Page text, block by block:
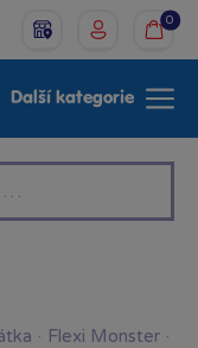
0
Další kategorie
· Flexi Monster ·